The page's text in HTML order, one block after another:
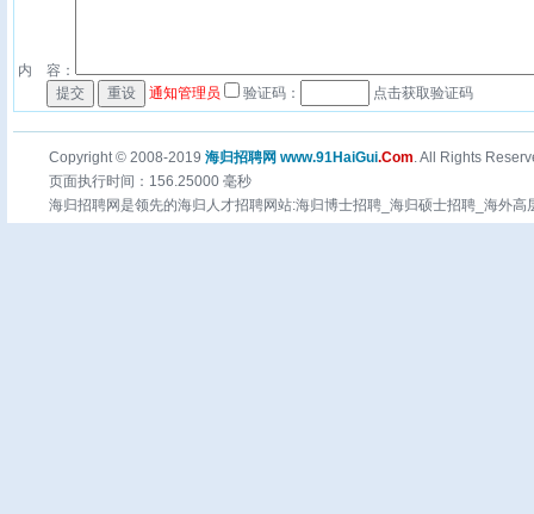
内 容：
通知管理员
验证码： 点击获取验证码
Copyright © 2008-2019 海归招聘网 www.91HaiGui.Com. All Rights
页面执行时间：156.25000 毫秒
海归招聘网是领先的海归人才招聘网站:海归博士招聘_海归硕士招聘_海外高